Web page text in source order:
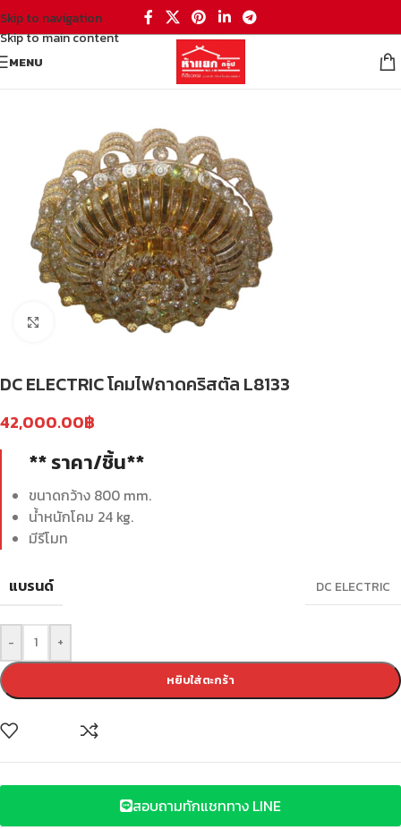
Skip to navigation
Skip to main content
MENU
โคมไฟถาดคริสตัล candlelight
Click to enlarge
DC ELECTRIC โคมไฟถาดคริสตัล L8133
42,000.00฿
** ราคา/ชิ้น**
ขนาดกว้าง 800 mm.
น้ำหนักโคม 24 kg.
มีรีโมท
แบรนด์ DC ELECTRIC
- +
หยิบใส่ตะกร้า
สอบถามทักแชททาง LINE